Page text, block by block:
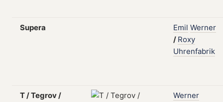
Supera Emil Werner
/ Roxy
Uhrenfabrik
T / Tegrov /
Werner